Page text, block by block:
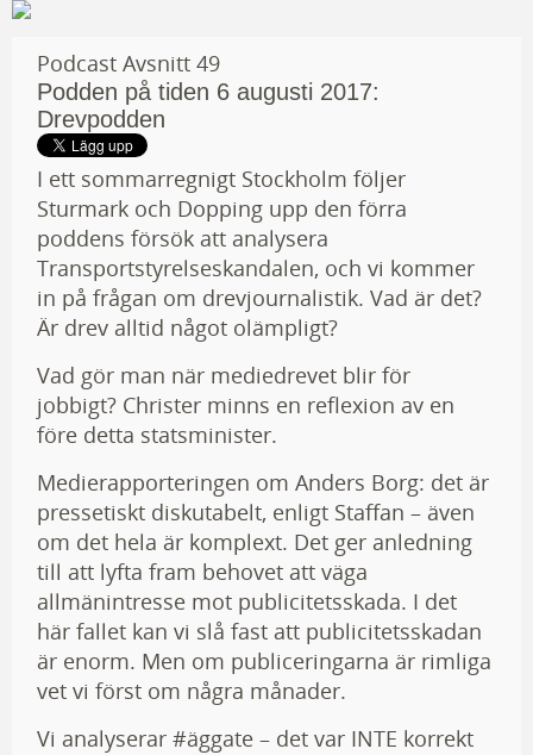
Podcast Avsnitt 49
Podden på tiden 6 augusti 2017:
Drevpodden
I ett sommarregnigt Stockholm följer
Sturmark och Dopping upp den förra
poddens försök att analysera
Transportstyrelseskandalen, och vi kommer
in på frågan om drevjournalistik. Vad är det?
Är drev alltid något olämpligt?
Vad gör man när mediedrevet blir för
jobbigt? Christer minns en reflexion av en
före detta statsminister.
Medierapporteringen om Anders Borg: det är
pressetiskt diskutabelt, enligt Staffan – även
om det hela är komplext. Det ger anledning
till att lyfta fram behovet att väga
allmänintresse mot publicitetsskada. I det
här fallet kan vi slå fast att publicitetsskadan
är enorm. Men om publiceringarna är rimliga
vet vi först om några månader.
Vi analyserar #äggate – det var INTE korrekt